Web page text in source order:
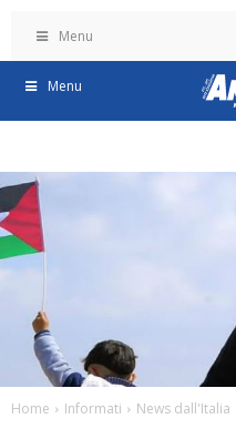
Menu
Menu
Home Informati News dall'Italia